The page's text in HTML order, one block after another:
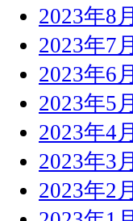
2023年8月
2023年7月
2023年6月
2023年5月
2023年4月
2023年3月
2023年2月